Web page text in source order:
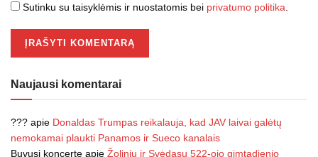
Sutinku su taisyklėmis ir nuostatomis bei privatumo politika
Naujausi komentarai
??? apie Donaldas Trumpas reikalauja, kad JAV laivai galėtų
nemokamai plaukti Panamos ir Sueco kanalais
Buvusi koncerte apie Žolinių ir Svėdasų 522-ojo gimtadienio